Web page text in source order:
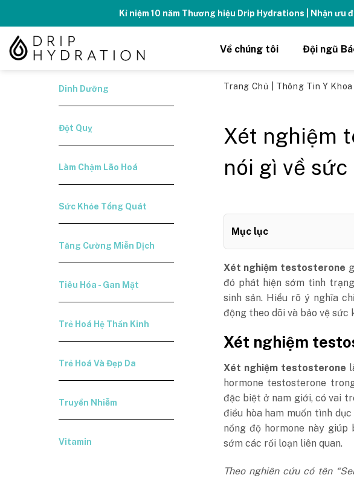
content
Kỉ niệm 10 năm Thương hiệu Drip Hydrations | Nhận ưu
Về chúng tôi Đội ngũ
Dinh Dưỡng
Đột Quỵ
Làm Chậm Lão Hoá
Sức Khỏe Tổng Quát
Tăng Cường Miễn Dịch
Tiêu Hóa - Gan Mật
Trẻ Hoá Hệ Thần Kinh
Trẻ Hoá Và Đẹp Da
Truyền Nhiễm
Vitamin
Trang Chủ Thông Tin Y Khoa
Xét nghiệm
nói gì về sức
Mục lục
Xét nghiệm testosterone
đó phát hiện sớm tình
sinh sản. Hiểu rõ ý nghĩa
động theo dõi và bảo vệ sức
Xét nghiệm
Xét nghiệm testosterone
hormone testosterone
đặc biệt ở nam giới, có vai
điều hòa ham muốn tình
nồng độ hormone này
sớm các rối loạn liên quan.
Theo nghiên cứu có tên